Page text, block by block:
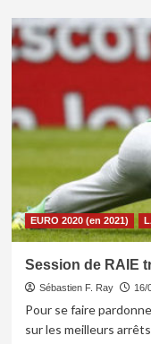
sur
La
RAIE
du
juin
EURO 2020 (en 2021)
Session de RAIE
Sébastien F. Ray 16/
Pour se faire
sur les meilleurs